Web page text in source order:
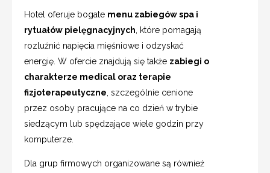
Hotel oferuje bogate menu zabiegów spa i
rytuałów pielęgnacyjnych , które pomagają
rozluźnić napięcia mięśniowe i odzyskać
energię. W ofercie znajdują się także zabiegi o
charakterze medical oraz terapie
fizjoterapeutyczne , szczególnie cenione
przez osoby pracujące na co dzień w trybie
siedzącym lub spędzające wiele godzin przy
komputerze.
Dla grup firmowych organizowane są również